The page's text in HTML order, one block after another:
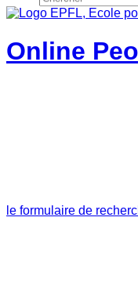
Online
le formulaire de